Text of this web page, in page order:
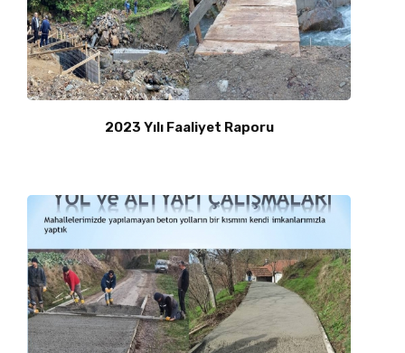
2023 Yılı Faaliyet Raporu